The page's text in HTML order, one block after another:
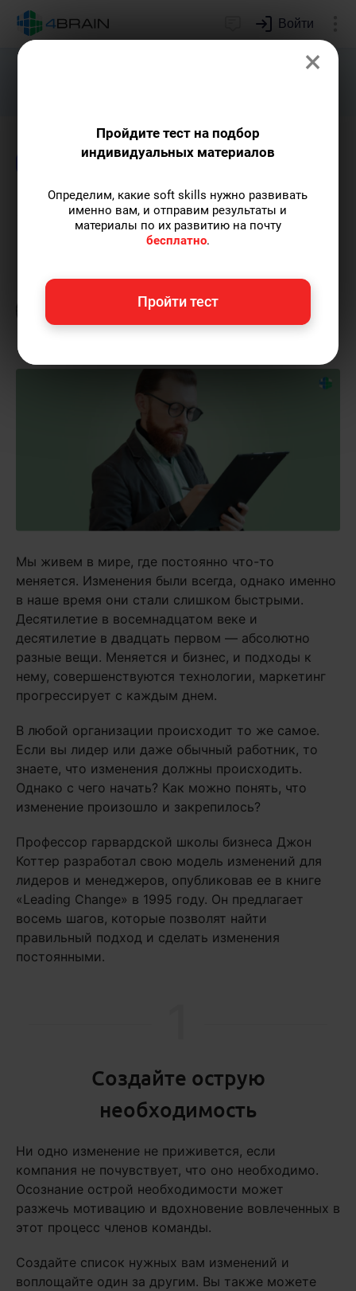
Войти
Подарим индивидуальный план
Бизнес и маркетинг
Модель изменений
Коттера
Григорий Кшеминский
Пишу статьи по теме «Бизнес и маркетинг»
и не только.
Мы живем в мире, где постоянно что-то
меняется. Изменения были всегда, однако именно
в наше время они стали слишком быстрыми.
Десятилетие в восемнадцатом веке и
десятилетие в двадцать первом — абсолютно
разные вещи. Меняется и бизнес, и подходы к
нему, совершенствуются технологии, маркетинг
прогрессирует с каждым днем.
В любой организации происходит то же самое.
Если вы лидер или даже обычный работник, то
знаете, что изменения должны происходить.
Однако с чего начать? Как можно понять, что
изменение произошло и закрепилось?
Профессор гарвардской школы бизнеса Джон
Коттер разработал свою модель изменений для
лидеров и менеджеров, опубликовав ее в книге
«Leading Change» в 1995 году. Он предлагает
восемь шагов, которые позволят найти
правильный подход и сделать изменения
постоянными.
Создайте острую
необходимость
Ни одно изменение не приживется, если
компания не почувствует, что оно необходимо.
Осознание острой необходимости может
разжечь мотивацию и вдохновение вовлеченных в
этот процесс членов команды.
Создайте список нужных вам изменений и
воплощайте один за другим. Вы также можете
×
Пройдите тест на подбор
индивидуальных материалов
Определим, какие soft skills нужно развивать
именно вам, и отправим результаты и
материалы по их развитию на почту
бесплатно.
Пройти тест